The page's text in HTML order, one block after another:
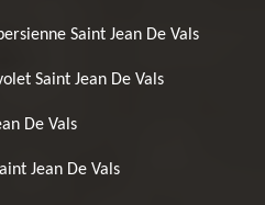
Saint Jean De Vals
Saint Jean De Vals
De Vals
Jean De Vals